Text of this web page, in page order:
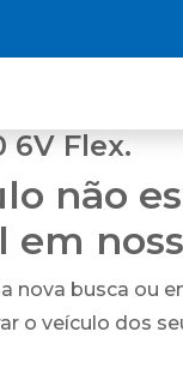
6V Flex.
não
em
nova busca ou
o veículo dos